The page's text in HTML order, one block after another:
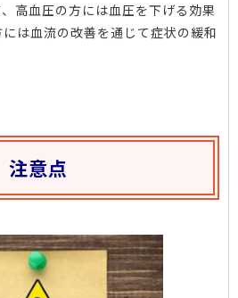
高血圧の方には血圧を下げる効果
は血流の改善を通じて症状の緩和
注意点